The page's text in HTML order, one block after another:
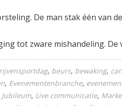
De man stak één van
tot zware mishandeling. De
beurs bewaking
Evenementenbranche
Jubileum Live communicatie